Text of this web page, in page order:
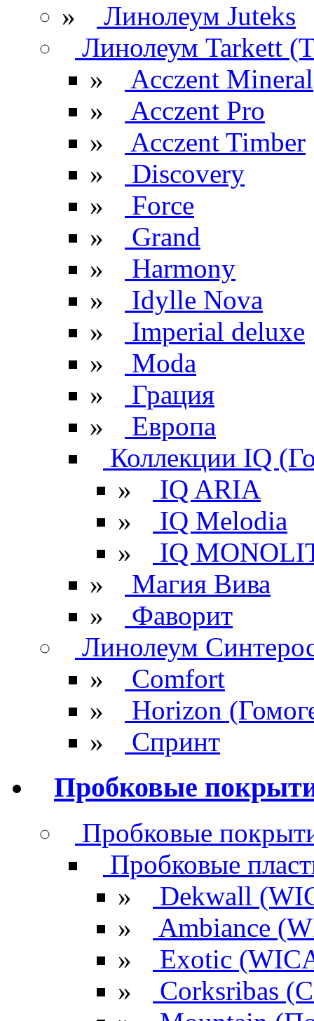
»
Линолеум Juteks
Линолеум Tarkett
»
Acczent Mineral
»
Acczent Pro
»
Acczent Timber
»
Discovery
»
Force
»
Grand
»
Harmony
»
Idylle Nova
»
Imperial deluxe
»
Moda
»
Грация
»
Европа
Коллекции IQ
»
IQ ARIA
»
IQ Melodia
»
IQ
»
Магия Вива
»
Фаворит
Линолеум
»
Comfort
»
Horizon
»
Спринт
Пробковые
Пробковые
Пробковые
»
Dekwall
»
Ambiance
»
Exotic
»
Corksribas